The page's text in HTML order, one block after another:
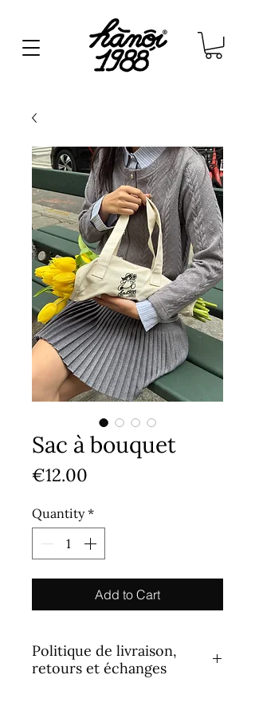
Sac à bouquet
€12.00
Quantity *
Add to Cart
Politique de livraison,
retours et échanges